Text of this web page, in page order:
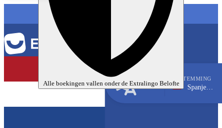
Alle boekingen vallen onder de Extralingo Belofte
TAAL
BESTEMMING
Spanje, Malaga